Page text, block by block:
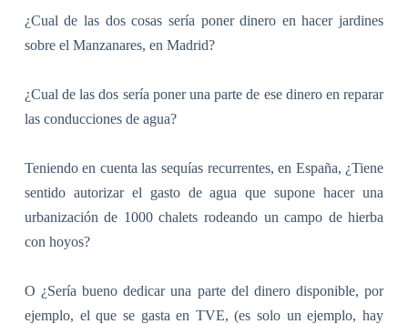
¿Cual de las dos cosas sería poner dinero en hacer jardines
sobre el Manzanares, en Madrid?
¿Cual de las dos sería poner una parte de ese dinero en reparar
las conducciones de agua?
Teniendo en cuenta las sequías recurrentes, en España, ¿Tiene
sentido autorizar el gasto de agua que supone hacer una
urbanización de 1000 chalets rodeando un campo de hierba
con hoyos?
O ¿Sería bueno dedicar una parte del dinero disponible, por
ejemplo, el que se gasta en TVE, (es solo un ejemplo, hay